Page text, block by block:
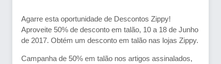
Agarre esta oportunidade de Descontos Zippy!
Aproveite 50% de desconto em talão, 10 a 18 de Junho
de 2017. Obtém um desconto em talão nas lojas Zippy.
Campanha de 50% em talão nos artigos assinalados,